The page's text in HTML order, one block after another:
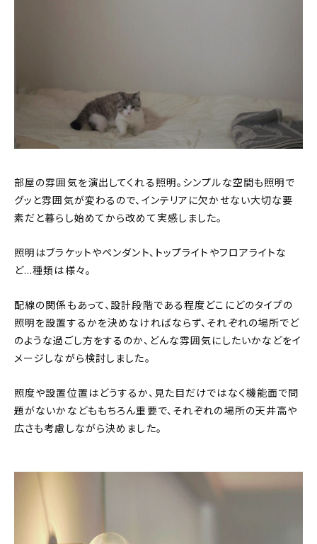
部屋の雰囲気を演出してくれる照明。シンプルな空間も照明で
グッと雰囲気が変わるので、インテリアに欠かせない大切な要
素だと暮らし始めてから改めて実感しました。
照明はブラケットやペンダント、トップライトやフロアライトな
ど…種類は様々。
配線の関係もあって、設計段階である程度どこにどのタイプの
照明を設置するかを決めなければならず、それぞれの場所でど
のような過ごし方をするのか、どんな雰囲気にしたいかなどをイ
メージしながら検討しました。
照度や設置位置はどうするか、見た目だけではなく機能面で問
題がないかなどももちろん重要で、それぞれの場所の天井高や
広さも考慮しながら決めました。